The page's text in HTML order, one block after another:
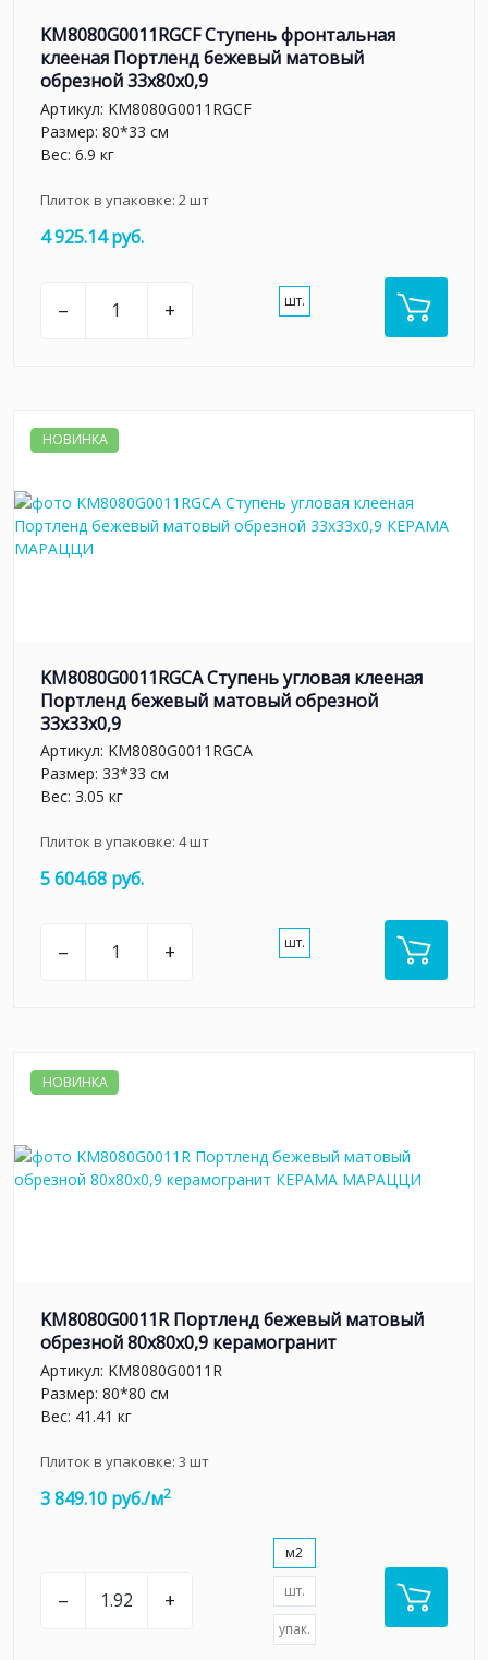
KM8080G0011RGCF Ступень фронтальная
клееная Портленд бежевый матовый
обрезной 33x80x0,9
Артикул: KM8080G0011RGCF
Размер: 80*33 см
Вес: 6.9 кг
Плиток в упаковке: 2шт
4 925.14 руб.
– + шт.
НОВИНКА
KM8080G0011RGCA Ступень угловая клееная
Портленд бежевый матовый обрезной
33x33x0,9
Артикул: KM8080G0011RGCA
Размер: 33*33 см
Вес: 3.05 кг
Плиток в упаковке: 4шт
5 604.68 руб.
– + шт.
НОВИНКА
KM8080G0011R Портленд бежевый матовый
обрезной 80x80x0,9 керамогранит
Артикул: KM8080G0011R
Размер: 80*80 см
Вес: 41.41 кг
Плиток в упаковке: 3 шт
3 849.10 руб./м2
– +
м2
шт.
упак.